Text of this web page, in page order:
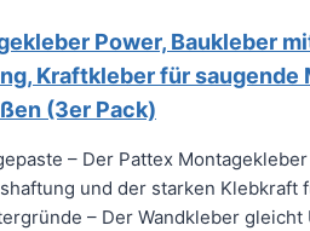
Power, Baukleber
Kraftkleber für saugende
(3er Pack)
– Der Pattex
und der starken Klebkraft
– Der Wandkleber